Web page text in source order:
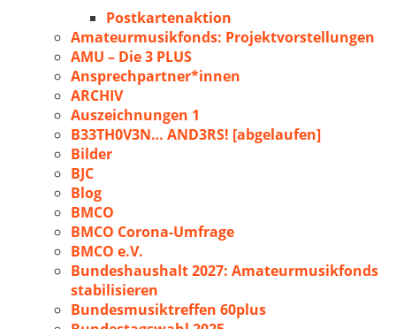
Postkartenaktion
Amateurmusikfonds: Projektvorstellungen
AMU – Die 3 PLUS
Ansprechpartner*innen
ARCHIV
Auszeichnungen 1
B33TH0V3N… AND3RS! [abgelaufen]
Bilder
BJC
Blog
BMCO
BMCO Corona-Umfrage
BMCO e.V.
Bundeshaushalt 2027: Amateurmusikfonds
stabilisieren
Bundesmusiktreffen 60plus